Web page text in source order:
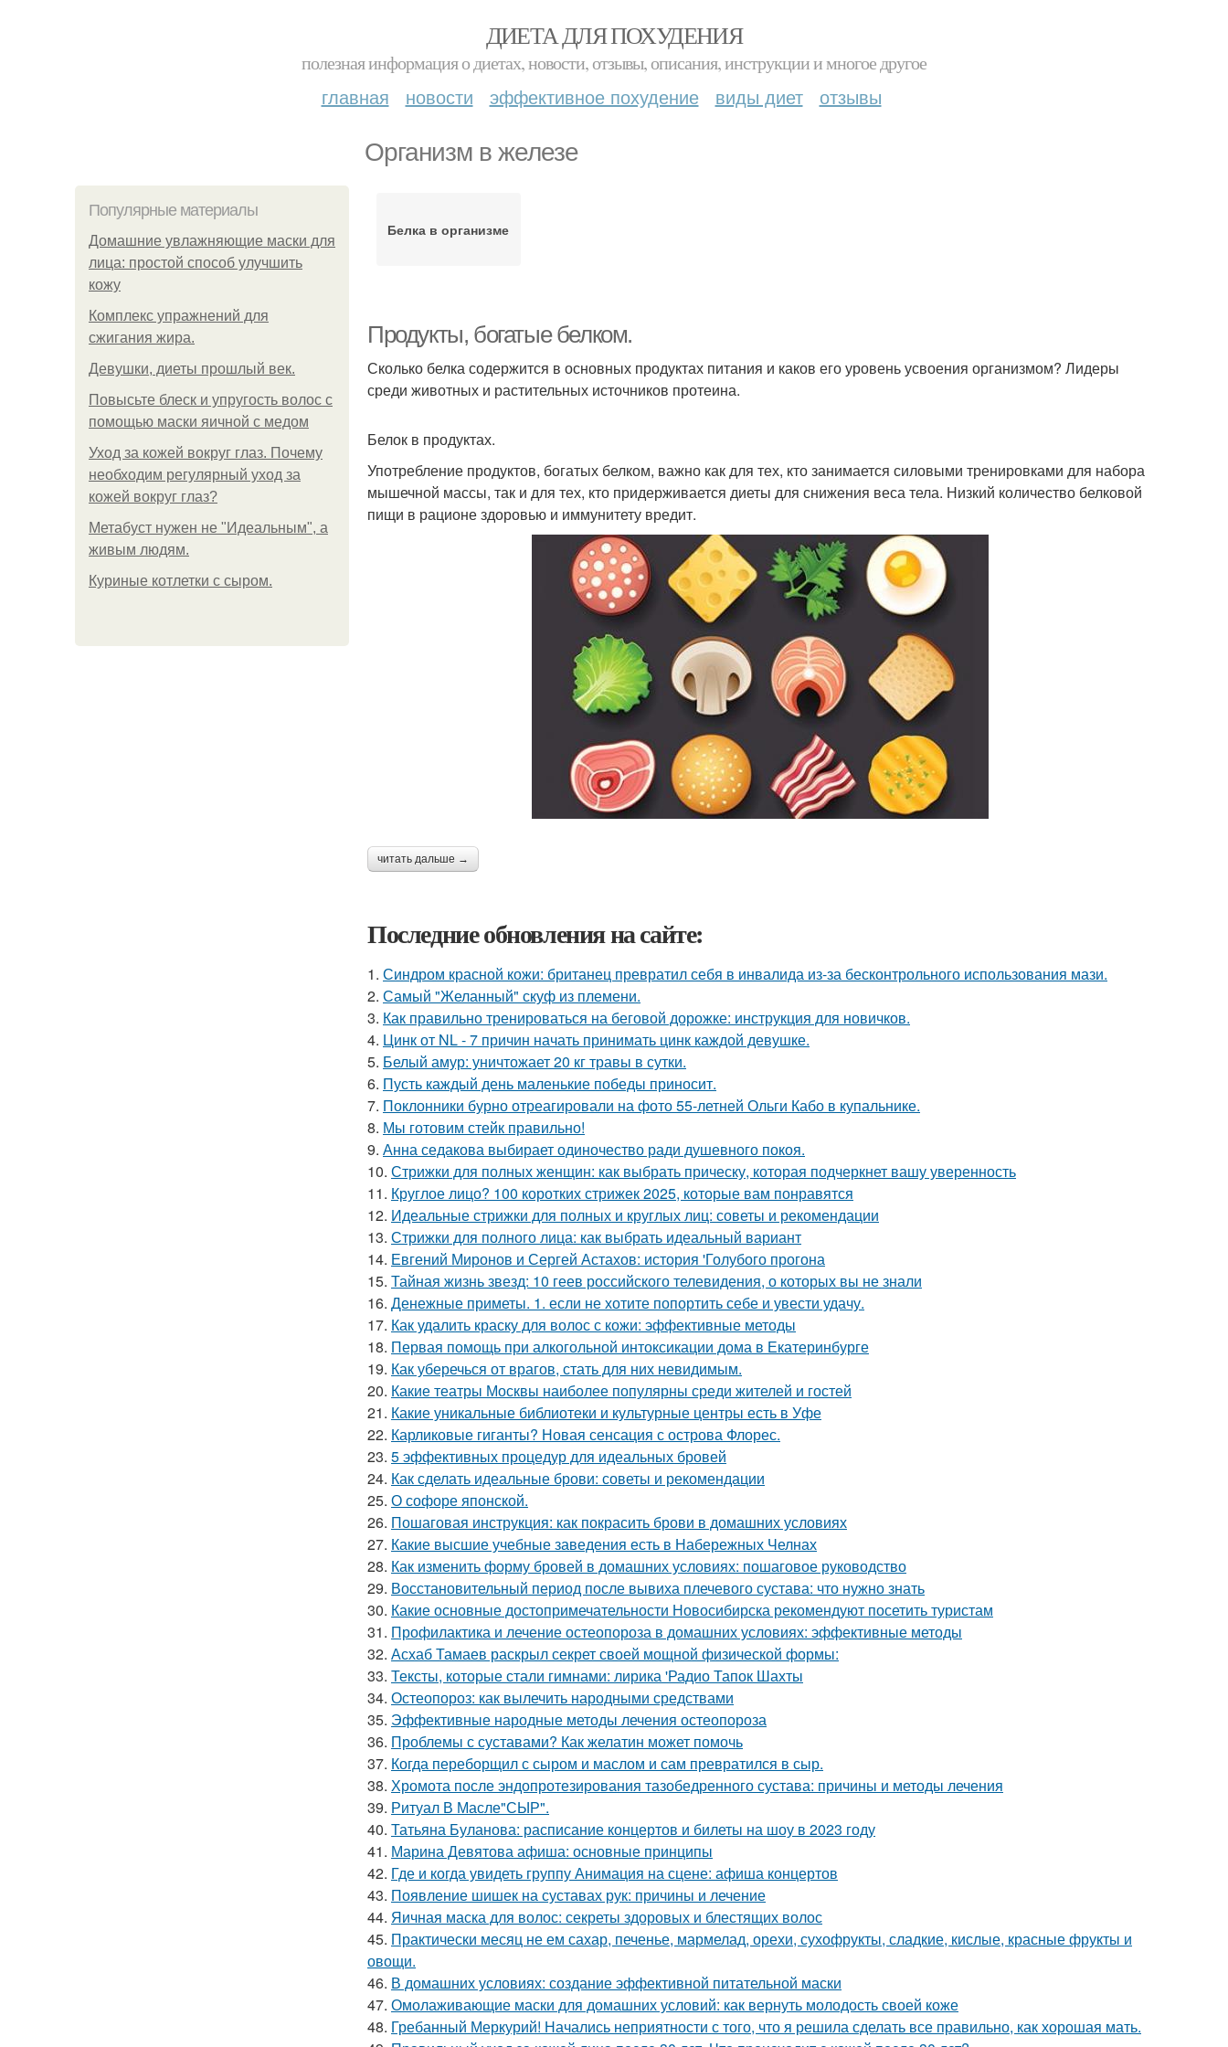
ДИЕТА ДЛЯ ПОХУДЕНИЯ
полезная информация о диетах, новости, отзывы, описания, инструкции и многое другое
главная новости эффективное похудение виды диет отзывы
Организм в железе
Популярные материалы
Домашние увлажняющие маски для
лица: простой способ улучшить
кожу
Комплекс упражнений для
сжигания жира.
Девушки, диеты прошлый век.
Повысьте блеск и упругость волос с
помощью маски яичной с медом
Уход за кожей вокруг глаз. Почему
необходим регулярный уход за
кожей вокруг глаз?
Метабуст нужен не "Идеальным", а
живым людям.
Куриные котлетки с сыром.
Белка в организме
Продукты, богатые белком.
Сколько белка содержится в основных продуктах питания и каков его уровень усвоения организмом? Лидеры
среди животных и растительных источников протеина.
Белок в продуктах.
Употребление продуктов, богатых белком, важно как для тех, кто занимается силовыми тренировками для набора
мышечной массы, так и для тех, кто придерживается диеты для снижения веса тела. Низкий количество белковой
пищи в рационе здоровью и иммунитету вредит.
читать дальше →
Последние обновления на сайте:
1. Синдром красной кожи: британец превратил себя в инвалида из-за бесконтрольного использования мази.
2. Самый "Желанный" скуф из племени.
3. Как правильно тренироваться на беговой дорожке: инструкция для новичков.
4. Цинк от NL - 7 причин начать принимать цинк каждой девушке.
5. Белый амур: уничтожает 20 кг травы в сутки.
6. Пусть каждый день маленькие победы приносит.
7. Поклонники бурно отреагировали на фото 55-летней Ольги Кабо в купальнике.
8. Мы готовим стейк правильно!
9. Анна седакова выбирает одиночество ради душевного покоя.
10. Стрижки для полных женщин: как выбрать прическу, которая подчеркнет вашу уверенность
11. Круглое лицо? 100 коротких стрижек 2025, которые вам понравятся
12. Идеальные стрижки для полных и круглых лиц: советы и рекомендации
13. Стрижки для полного лица: как выбрать идеальный вариант
14. Евгений Миронов и Сергей Астахов: история 'Голубого прогона
15. Тайная жизнь звезд: 10 геев российского телевидения, о которых вы не знали
16. Денежные приметы. 1. если не хотите попортить себе и увести удачу.
17. Как удалить краску для волос с кожи: эффективные методы
18. Первая помощь при алкогольной интоксикации дома в Екатеринбурге
19. Как уберечься от врагов, стать для них невидимым.
20. Какие театры Москвы наиболее популярны среди жителей и гостей
21. Какие уникальные библиотеки и культурные центры есть в Уфе
22. Карликовые гиганты? Новая сенсация с острова Флорес.
23. 5 эффективных процедур для идеальных бровей
24. Как сделать идеальные брови: советы и рекомендации
25. О софоре японской.
26. Пошаговая инструкция: как покрасить брови в домашних условиях
27. Какие высшие учебные заведения есть в Набережных Челнах
28. Как изменить форму бровей в домашних условиях: пошаговое руководство
29. Восстановительный период после вывиха плечевого сустава: что нужно знать
30. Какие основные достопримечательности Новосибирска рекомендуют посетить туристам
31. Профилактика и лечение остеопороза в домашних условиях: эффективные методы
32. Асхаб Тамаев раскрыл секрет своей мощной физической формы:
33. Тексты, которые стали гимнами: лирика 'Радио Тапок Шахты
34. Остеопороз: как вылечить народными средствами
35. Эффективные народные методы лечения остеопороза
36. Проблемы с суставами? Как желатин может помочь
37. Когда переборщил с сыром и маслом и сам превратился в сыр.
38. Хромота после эндопротезирования тазобедренного сустава: причины и методы лечения
39. Ритуал В Масле"СЫР".
40. Татьяна Буланова: расписание концертов и билеты на шоу в 2023 году
41. Марина Девятова афиша: основные принципы
42. Где и когда увидеть группу Анимация на сцене: афиша концертов
43. Появление шишек на суставах рук: причины и лечение
44. Яичная маска для волос: секреты здоровых и блестящих волос
45. Практически месяц не ем сахар, печенье, мармелад, орехи, сухофрукты, сладкие, кислые, красные фрукты и
овощи.
46. В домашних условиях: создание эффективной питательной маски
47. Омолаживающие маски для домашних условий: как вернуть молодость своей коже
48. Гребанный Меркурий! Начались неприятности с того, что я решила сделать все правильно, как хорошая мать.